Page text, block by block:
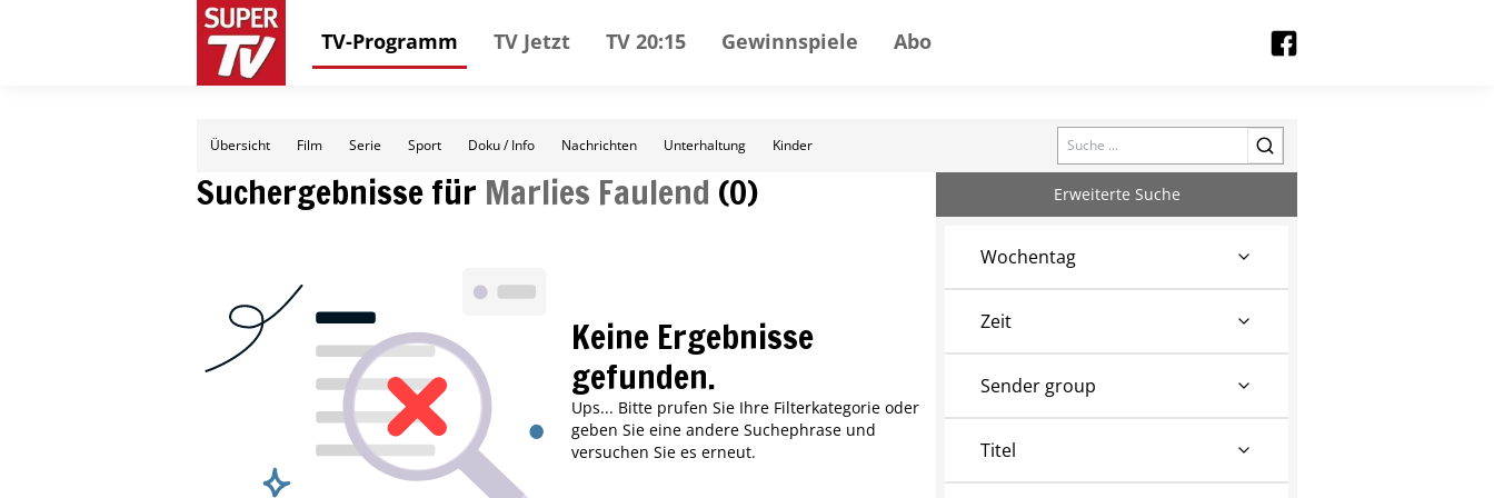
TV-Programm TV Jetzt TV 20:15 Gewinnspiele Abo
Übersicht Film Serie Sport Doku / Info Nachrichten Unterhaltung Kinder Search
Suchergebnisse für Marlies Faulend (0)
Keine Ergebnisse
gefunden.
Ups... Bitte prufen Sie Ihre Filterkategorie oder
geben Sie eine andere Suchephrase und
versuchen Sie es erneut.
Erweiterte Suche
Wochentag
Zeit
Sender group
Titel